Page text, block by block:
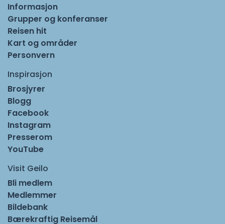
Informasjon
Grupper og konferanser
Reisen hit
Kart og områder
Personvern
Inspirasjon
Brosjyrer
Blogg
Facebook
Instagram
Presserom
YouTube
Visit Geilo
Bli medlem
Medlemmer
Bildebank
Bærekraftig Reisemål